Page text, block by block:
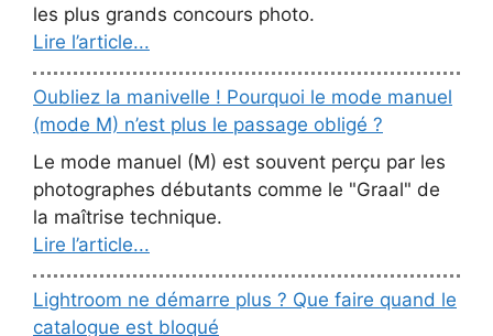
les plus grands concours photo.
Lire l’article...
Oubliez la manivelle ! Pourquoi le mode manuel
(mode M) n’est plus le passage obligé ?
Le mode manuel (M) est souvent perçu par les
photographes débutants comme le "Graal" de
la maîtrise technique.
Lire l’article...
Lightroom ne démarre plus ? Que faire quand le
catalogue est bloqué